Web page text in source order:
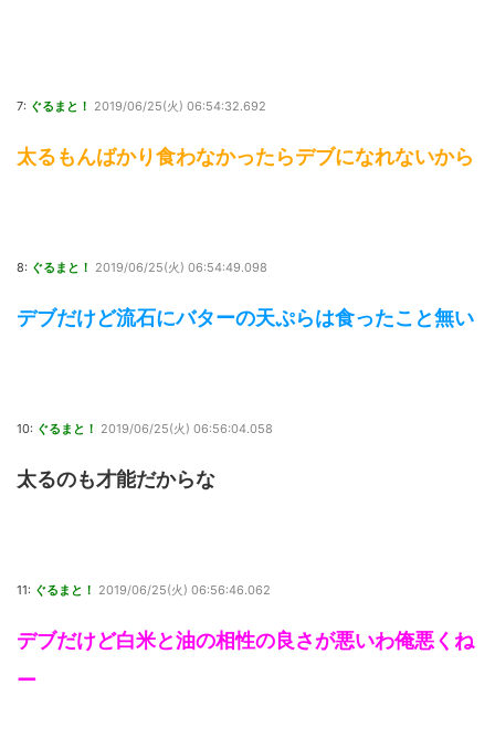
7: ぐるまと！ 2019/06/25(火) 06:54:32.692
太るもんばかり食わなかったらデブになれないから
8: ぐるまと！ 2019/06/25(火) 06:54:49.098
デブだけど流石にバターの天ぷらは食ったこと無い
10: ぐるまと！ 2019/06/25(火) 06:56:04.058
太るのも才能だからな
11: ぐるまと！ 2019/06/25(火) 06:56:46.062
デブだけど白米と油の相性の良さが悪いわ俺悪くね
ー